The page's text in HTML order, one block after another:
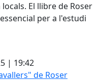
El llibre de Roser
per a l'estudi
| 19:42
de Roser